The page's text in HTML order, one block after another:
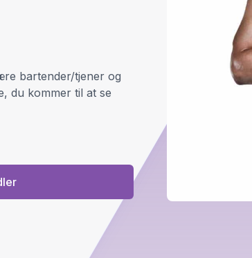
bartender/tjener og
du kommer til at se